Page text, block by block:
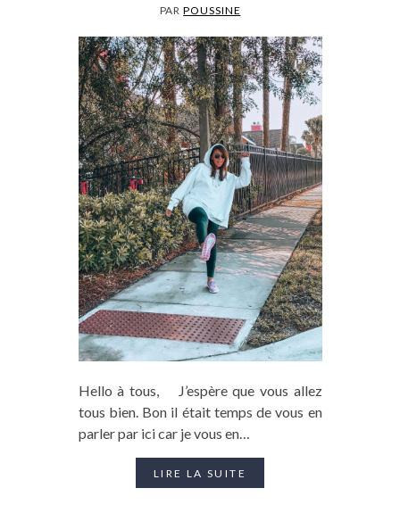
PARPOUSSINE
Hello à tous, J’espère que vous allez
tous bien. Bon il était temps de vous en
parler par ici car je vous en…
LIRE LA SUITE